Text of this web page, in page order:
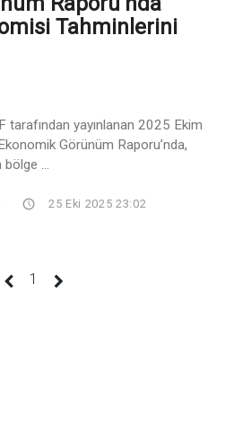
Tahminlerini
tarafından yayınlanan 2025 Ekim
Görünüm Raporu’nda,
...
25 Eki 2025 23:02
1 (current)